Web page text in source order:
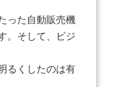
った自動販売機
。そして、ビジ
るくしたのは有